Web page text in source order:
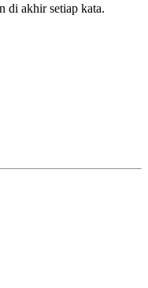
di akhir setiap kata.